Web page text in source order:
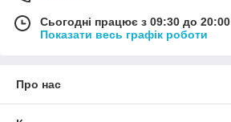
Сьогодні працює з 09:30 до 20:00
Показати весь графік роботи
Про нас